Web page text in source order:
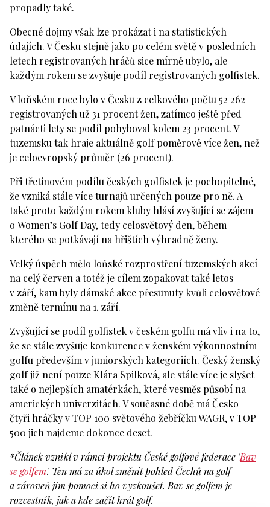
propadly také.
Obecné dojmy však lze prokázat i na statistických
údajích. V Česku stejně jako po celém světě v posledních
letech registrovaných hráčů sice mírně ubylo, ale
každým rokem se zvyšuje podíl registrovaných golfistek.
V loňském roce bylo v Česku z celkového počtu 52 262
registrovaných už 31 procent žen, zatímco ještě před
patnácti lety se podíl pohyboval kolem 23 procent. V
tuzemsku tak hraje aktuálně golf poměrově více žen, než
je celoevropský průměr (26 procent).
Při třetinovém podílu českých golfistek je pochopitelné,
že vzniká stále více turnajů určených pouze pro ně. A
také proto každým rokem kluby hlásí zvyšující se zájem
o Women’s Golf Day, tedy celosvětový den, během
kterého se potkávají na hřištích výhradně ženy.
Velký úspěch mělo loňské rozprostření tuzemských akcí
na celý červen a totéž je cílem zopakovat také letos
v září, kam byly dámské akce přesunuty kvůli celosvětové
změně termínu na 1. září.
Zvyšující se podíl golfistek v českém golfu má vliv i na to,
že se stále zvyšuje konkurence v ženském výkonnostním
golfu především v juniorských kategoriích. Český ženský
golf již není pouze Klára Spilková, ale stále více je slyšet
také o nejlepších amatérkách, které vesměs působí na
amerických univerzitách. V současné době má Česko
čtyři hráčky v TOP 100 světového žebříčku WAGR, v TOP
500 jich najdeme dokonce deset.
*Článek vznikl v rámci projektu České golfové federace 'Bav
se golfem'. Ten má za úkol změnit pohled Čechů na golf
a zároveň jim pomoci si ho vyzkoušet. Bav se golfem je
rozcestník, jak a kde začít hrát golf.